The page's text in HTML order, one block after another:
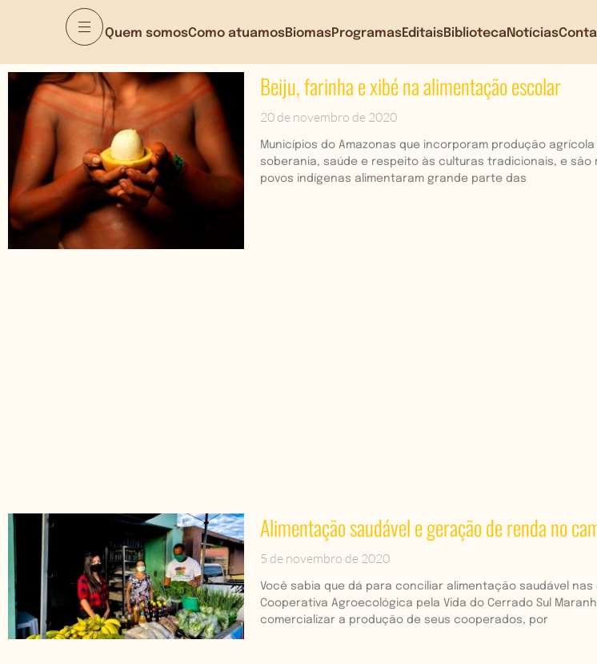
Quem somosComo atuamosBiomasProgramasEditaisBibliotecaNotícias
Beiju, farinha e xibé na alimentação escolar
20 de novembro de 2020
Municípios do Amazonas que incorporam produção
soberania, saúde e respeito às culturas tradicionais, e
povos indígenas alimentaram grande parte das
Alimentação saudável e geração de renda no
5 de novembro de 2020
Você sabia que dá para conciliar alimentação saudável
Cooperativa Agroecológica pela Vida do Cerrado Sul
comercializar a produção de seus cooperados, por